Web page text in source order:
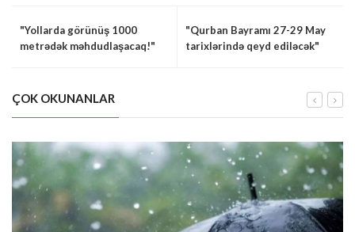
"Yollarda görünüş 1000
metrədək məhdudlaşacaq!"
"Qurban Bayramı 27-29 May
tarixlərində qeyd ediləcək"
ÇOK OKUNANLAR